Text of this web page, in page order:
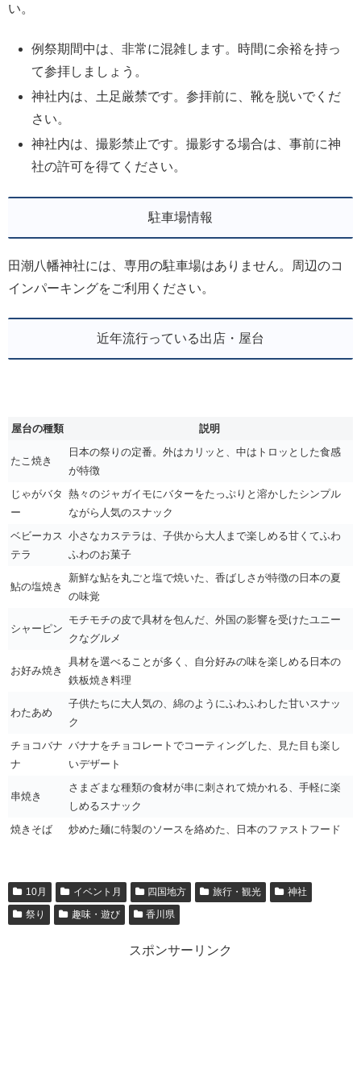
い。
例祭期間中は、非常に混雑します。時間に余裕を持っ
て参拝しましょう。
神社内は、土足厳禁です。参拝前に、靴を脱いでくだ
さい。
神社内は、撮影禁止です。撮影する場合は、事前に神
社の許可を得てください。
駐車場情報
田潮八幡神社には、専用の駐車場はありません。周辺のコ
インパーキングをご利用ください。
近年流行っている出店・屋台
屋台の種類 説明
たこ焼き
日本の祭りの定番。外はカリッと、中はトロッとした食感
が特徴
じゃがバタ
ー
熱々のジャガイモにバターをたっぷりと溶かしたシンプル
ながら人気のスナック
ベビーカス
テラ
小さなカステラは、子供から大人まで楽しめる甘くてふわ
ふわのお菓子
鮎の塩焼き
新鮮な鮎を丸ごと塩で焼いた、香ばしさが特徴の日本の夏
の味覚
シャーピン
モチモチの皮で具材を包んだ、外国の影響を受けたユニー
クなグルメ
お好み焼き
具材を選べることが多く、自分好みの味を楽しめる日本の
鉄板焼き料理
わたあめ
子供たちに大人気の、綿のようにふわふわした甘いスナッ
ク
チョコバナ
ナ
バナナをチョコレートでコーティングした、見た目も楽し
いデザート
串焼き
さまざまな種類の食材が串に刺されて焼かれる、手軽に楽
しめるスナック
焼きそば
炒めた麺に特製のソースを絡めた、日本のファストフード
10月 イベント月 四国地方 旅行・観光
神社
祭り
趣味・遊び 香川県
スポンサーリンク